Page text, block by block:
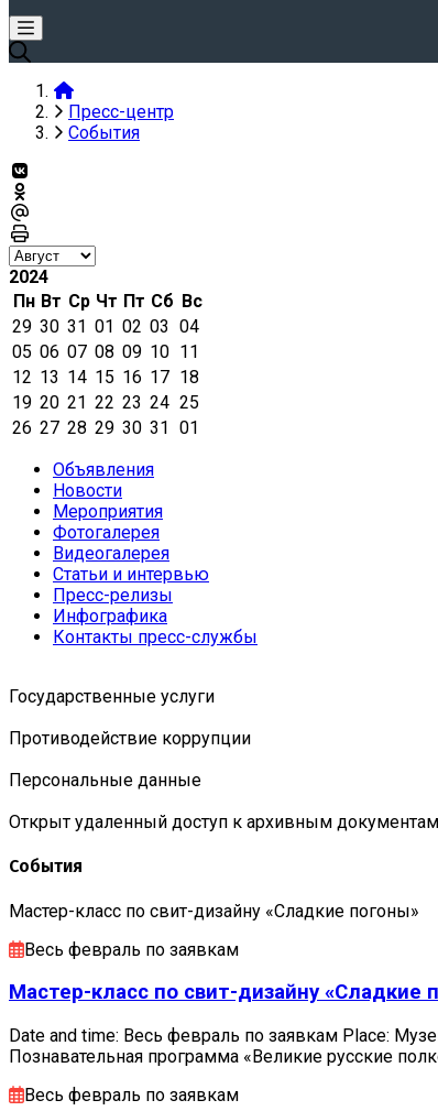
Пресс-центр
События
2024
Пн Вт Ср Чт Пт Сб Вс
29 30 31 01 02 03 04
05 06 07 08 09 10 11
12 13 14 15 16 17 18
19 20 21 22 23 24 25
26 27 28 29 30 31 01
Объявления
Новости
Мероприятия
Фотогалерея
Видеогалерея
Статьи и интервью
Пресс-релизы
Инфографика
Контакты пресс-службы
Государственные услуги
Противодействие коррупции
Персональные данные
Открыт удаленный доступ к архивным документам
События
Мастер-класс по свит-дизайну «Сладкие погоны»
Весь февраль по заявкам
Мастер-класс по свит-дизайну «Сладкие
Date and time: Весь февраль по заявкам Place:
Познавательная программа «Великие русские
Весь февраль по заявкам